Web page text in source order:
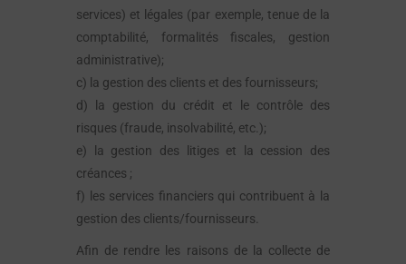
services) et légales (par exemple, tenue de la
comptabilité, formalités fiscales, gestion
administrative);
c) la gestion des clients et des fournisseurs;
d) la gestion du crédit et le contrôle des
risques (fraude, insolvabilité, etc.);
e) la gestion des litiges et la cession des
créances ;
f) les services financiers qui contribuent à la
gestion des clients/fournisseurs.
Afin de rendre les raisons de la collecte de